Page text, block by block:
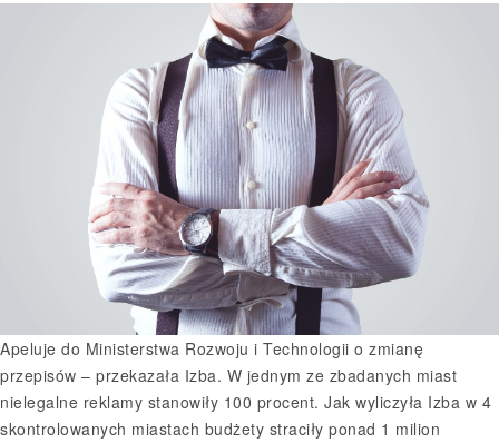
Apeluje do Ministerstwa Rozwoju i Technologii o zmianę
przepisów – przekazała Izba. W jednym ze zbadanych miast
nielegalne reklamy stanowiły 100 procent. Jak wyliczyła Izba w 4
skontrolowanych miastach budżety straciły ponad 1 milion